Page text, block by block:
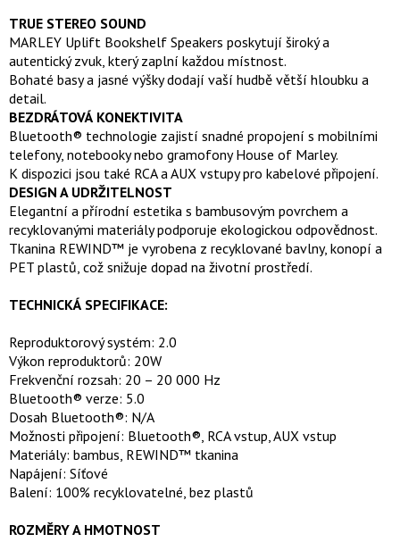
TRUE STEREO SOUND
MARLEY Uplift Bookshelf Speakers poskytují široký a
autentický zvuk, který zaplní každou místnost.
Bohaté basy a jasné výšky dodají vaší hudbě větší hloubku a
detail.
BEZDRÁTOVÁ KONEKTIVITA
Bluetooth® technologie zajistí snadné propojení s mobilními
telefony, notebooky nebo gramofony House of Marley.
K dispozici jsou také RCA a AUX vstupy pro kabelové připojení.
DESIGN A UDRŽITELNOST
Elegantní a přírodní estetika s bambusovým povrchem a
recyklovanými materiály podporuje ekologickou odpovědnost.
Tkanina REWIND™ je vyrobena z recyklované bavlny, konopí a
PET plastů, což snižuje dopad na životní prostředí.
TECHNICKÁ SPECIFIKACE:
Reproduktorový systém: 2.0
Výkon reproduktorů: 20W
Frekvenční rozsah: 20 – 20 000 Hz
Bluetooth® verze: 5.0
Dosah Bluetooth®: N/A
Možnosti připojení: Bluetooth®, RCA vstup, AUX vstup
Materiály: bambus, REWIND™ tkanina
Napájení: Síťové
Balení: 100% recyklovatelné, bez plastů
ROZMĚRY A HMOTNOST